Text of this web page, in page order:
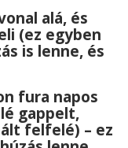
alá, és
(ez egyben
is lenne, és
fura napos
gappelt,
felfelé) – ez